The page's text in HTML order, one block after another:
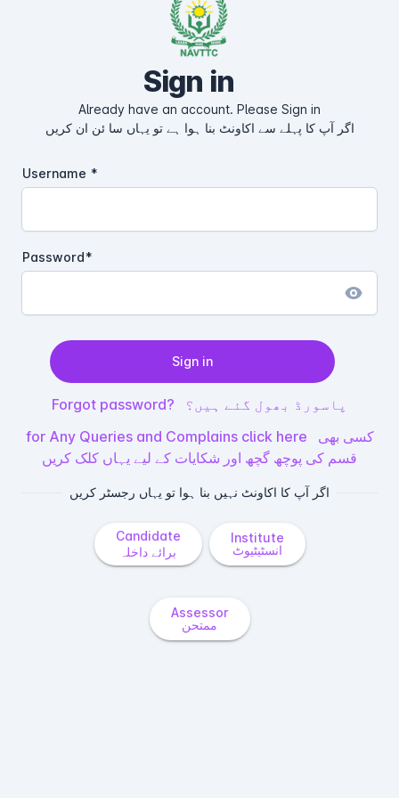
Sign in
Already have an account. Please Sign in
اگر آپ کا پہلے سے اکاونٹ بنا ہوا ہے تو یہاں سا ئن ان کریں
Username
Password
Sign in
Forgot password?
پاسورڈ بھول گئے ہیں؟
for Any Queries and Complains click here
کسی بھی
قسم کی پوچھ گچھ اور شکایات کے لیے یہاں کلک کریں
اگر آپ کا اکاونٹ نہیں بنا ہوا تو یہاں رجسٹر کریں
Candidate
برائے داخلہ
Institute
انسٹیٹیوٹ
Assessor
ممتحن